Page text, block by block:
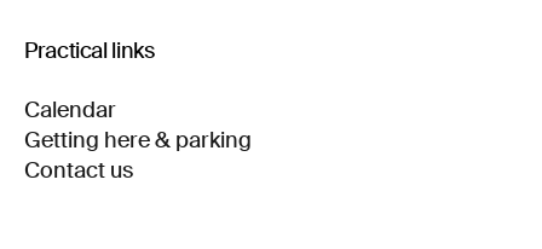
Practical links
Calendar
Getting here & parking
Contact us